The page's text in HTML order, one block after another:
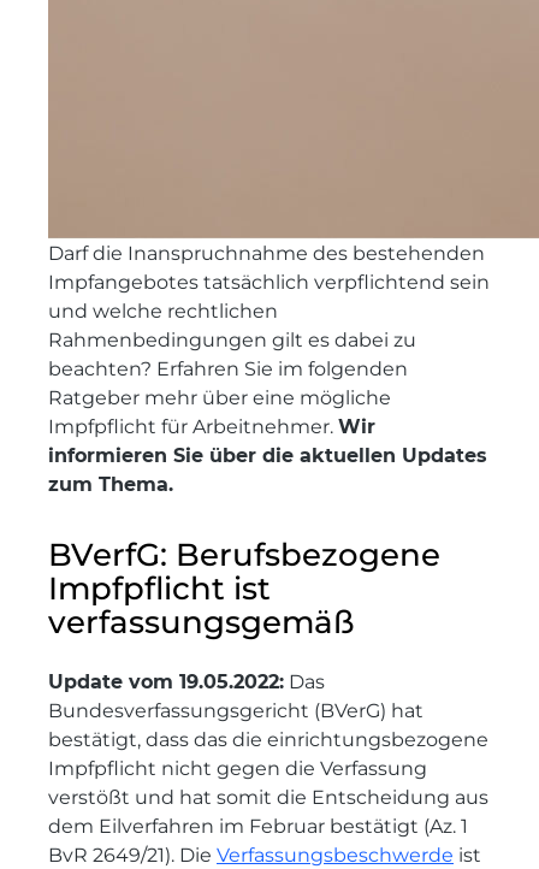
Darf die Inanspruchnahme des bestehenden
Impfangebotes tatsächlich verpflichtend sein
und welche rechtlichen
Rahmenbedingungen gilt es dabei zu
beachten? Erfahren Sie im folgenden
Ratgeber mehr über eine mögliche
Impfpflicht für Arbeitnehmer. Wir
informieren Sie über die aktuellen Updates
zum Thema.
BVerfG: Berufsbezogene
Impfpflicht ist
verfassungsgemäß
Update vom 19.05.2022: Das
Bundesverfassungsgericht (BVerG) hat
bestätigt, dass das die einrichtungsbezogene
Impfpflicht nicht gegen die Verfassung
verstößt und hat somit die Entscheidung aus
dem Eilverfahren im Februar bestätigt (Az. 1
BvR 2649/21). Die Verfassungsbeschwerde ist